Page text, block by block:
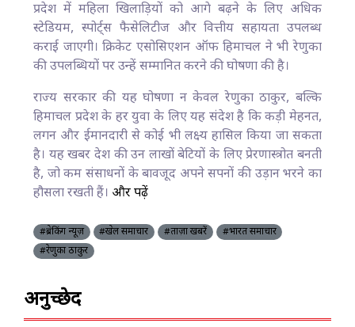
प्रदेश में महिला खिलाड़ियों को आगे बढ़ने के लिए अधिक
स्टेडियम, स्पोर्ट्स फैसेलिटीज और वित्तीय सहायता उपलब्ध
कराई जाएगी। क्रिकेट एसोसिएशन ऑफ हिमाचल ने भी रेणुका
की उपलब्धियों पर उन्हें सम्मानित करने की घोषणा की है।
राज्य सरकार की यह घोषणा न केवल रेणुका ठाकुर, बल्कि
हिमाचल प्रदेश के हर युवा के लिए यह संदेश है कि कड़ी मेहनत,
लगन और ईमानदारी से कोई भी लक्ष्य हासिल किया जा सकता
है। यह खबर देश की उन लाखों बेटियों के लिए प्रेरणास्त्रोत बनती
है, जो कम संसाधनों के बावजूद अपने सपनों की उड़ान भरने का
हौसला रखती हैं। और पढ़ें
#ब्रेकिंग न्यूज़ #खेल समाचार #ताज़ा खबरें
#भारत समाचार
#रेणुका ठाकुर
अनुच्छेद